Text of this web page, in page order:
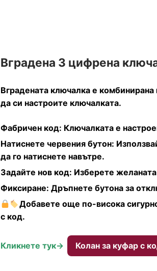
Вградена 3 цифрена
Вградената ключалка е
да си настроите ключалката.
Фабричен код: Ключалката е
Натиснете червения бутон:
да го натиснете навътре.
Задайте нов код: Изберете
Фиксиране: Дръпнете бутона за
Добавете още по-висока
с код.
Кликнете тук-> Колан за куфар с